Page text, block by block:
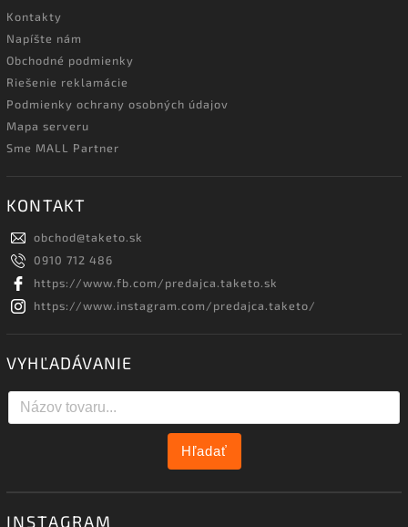
Kontakty
Napíšte nám
Obchodné podmienky
Riešenie reklamácie
Podmienky ochrany osobných údajov
Mapa serveru
Sme MALL Partner
KONTAKT
obchod@taketo.sk
0910 712 486
https://www.fb.com/predajca.taketo.sk
https://www.instagram.com/predajca.taketo/
VYHĽADÁVANIE
Hľadať
INSTAGRAM